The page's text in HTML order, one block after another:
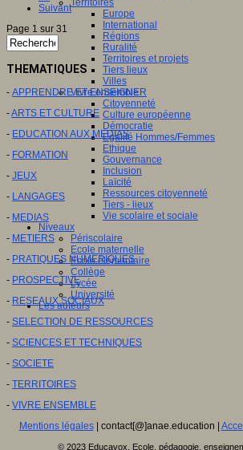
Territoires
Europe
International
Régions
Ruralité
Territoires et projets
Tiers lieux
Villes
Vivre ensemble
Citoyenneté
Culture européenne
Démocratie
Egalité Hommes/Femmes
Ethique
Gouvernance
Inclusion
Laïcité
Ressources citoyenneté
Tiers - lieux
Vie scolaire et sociale
Niveaux
Périscolaire
Ecole maternelle
Ecole élémentaire
Collège
Lycée
Université
Les auteurs
Suivant
Page 1 sur 31
THEMATIQUES
- APPRENDRE ET ENSEIGNER
-ARTS ET CULTURE
- EDUCATION AUX MEDIAS
- FORMATION
- JEUX
- LANGAGES
- MEDIAS
- METIERS
- PRATIQUES NUMERIQUES
- PROSPECTIVE
- RESEAUX SOCIAUX
- SELECTION DE RESSOURCES
- SCIENCES ET TECHNIQUES
- SOCIETE
- TERRITOIRES
- VIVRE ENSEMBLE
Mentions légales| contact[@]anae.education |
© 2023 Educavox, Ecole, pédagogie,